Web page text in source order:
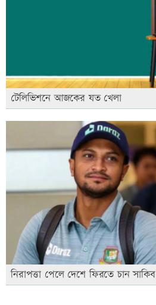
টেলিভিশনে আজকের যত খেলা
নিরাপত্তা পেলে দেশে ফিরতে চান সাকিব